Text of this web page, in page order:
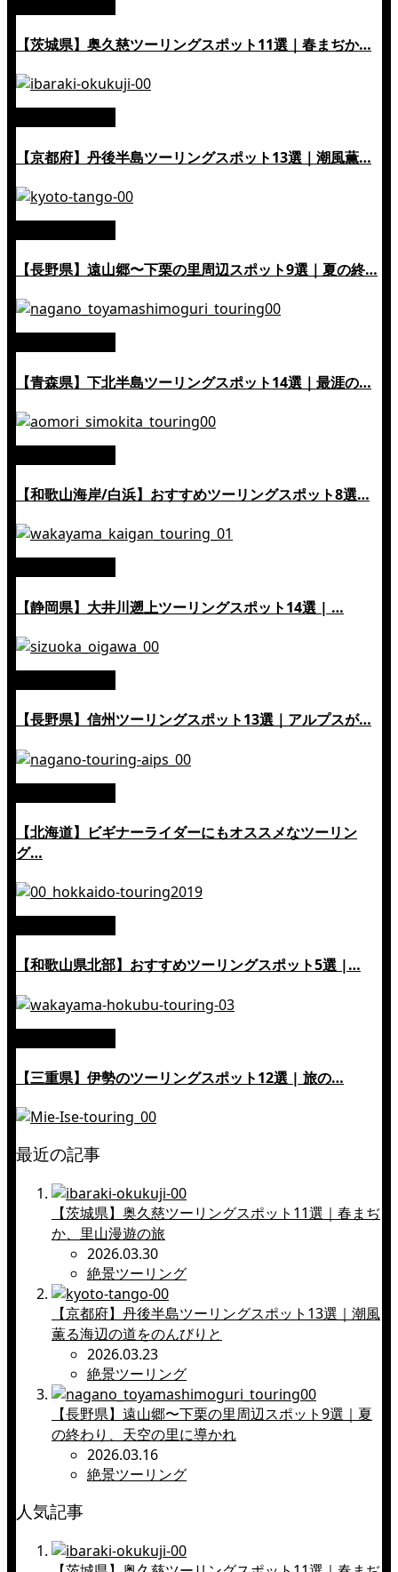
【茨城県】奥久慈ツーリングスポット11選｜春まぢか…
【京都府】丹後半島ツーリングスポット13選｜潮風薫…
【長野県】遠山郷〜下栗の里周辺スポット9選｜夏の終…
【青森県】下北半島ツーリングスポット14選｜最涯の…
【和歌山海岸/白浜】おすすめツーリングスポット8選…
【静岡県】大井川遡上ツーリングスポット14選 | …
【長野県】信州ツーリングスポット13選｜アルプスが…
【北海道】ビギナーライダーにもオススメなツーリン
グ…
【和歌山県北部】おすすめツーリングスポット5選 |…
【三重県】伊勢のツーリングスポット12選 | 旅の…
最近の記事
【茨城県】奥久慈ツーリングスポット11選｜春まぢ
か、里山漫遊の旅
2026.03.30
絶景ツーリング
【京都府】丹後半島ツーリングスポット13選｜潮風
薫る海辺の道をのんびりと
2026.03.23
絶景ツーリング
【長野県】遠山郷〜下栗の里周辺スポット9選｜夏
の終わり、天空の里に導かれ
2026.03.16
絶景ツーリング
人気記事